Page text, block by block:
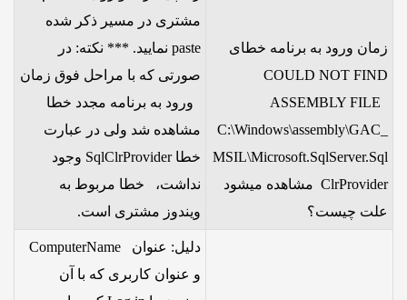
زمان ورود به برنامه خطای
COULD NOT FIND
ASSEMBLY FILE
C:\Windows\assembly\GAC_
MSIL\Microsoft.SqlServer.Sql
ClrProvider مشاهده میشود
علت چیست؟
مشتری در مسیر ذکر شده
paste نمایید. *** نکته: در
صورتی که با مراحل فوق زمان
ورود به برنامه مجدد خطا
مشاهده شد ولی در عبارت
خطا SqlClrProvider وجود
نداشت، خطا مربوط به
ویندوز مشتری است.
دلیل: عنوان ComputerName
و عنوان کاربری که با آن